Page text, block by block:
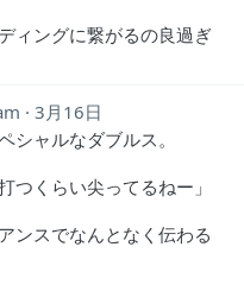
ィングに繋がるの良過ぎ
3月16日
シャルなダブルス。
つくらい尖ってるねー」
ンスでなんとなく伝わる